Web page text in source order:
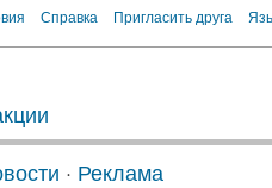
Справка Пригласить друга
· Реклама